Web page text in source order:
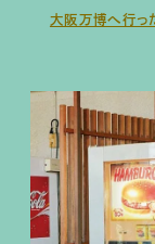
大阪万博へ行っ